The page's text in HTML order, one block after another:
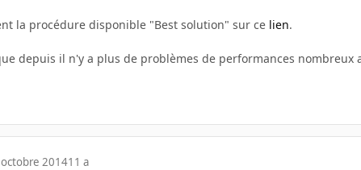
la procédure disponible "Best solution" sur ce lien.
depuis il n'y a plus de problèmes de performances nombreux
201411 a